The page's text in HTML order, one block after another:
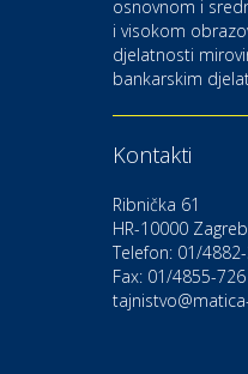
Kultura i
Kazalište
Moda i ljepota
Gastro
Hotel Bunčić
osnovnom i
i visokom
djelatnosti
bankarskim
Kontakti
Ribnička 61
HR-10000 Zagreb
Telefon: 01/
Fax: 01/4855-726